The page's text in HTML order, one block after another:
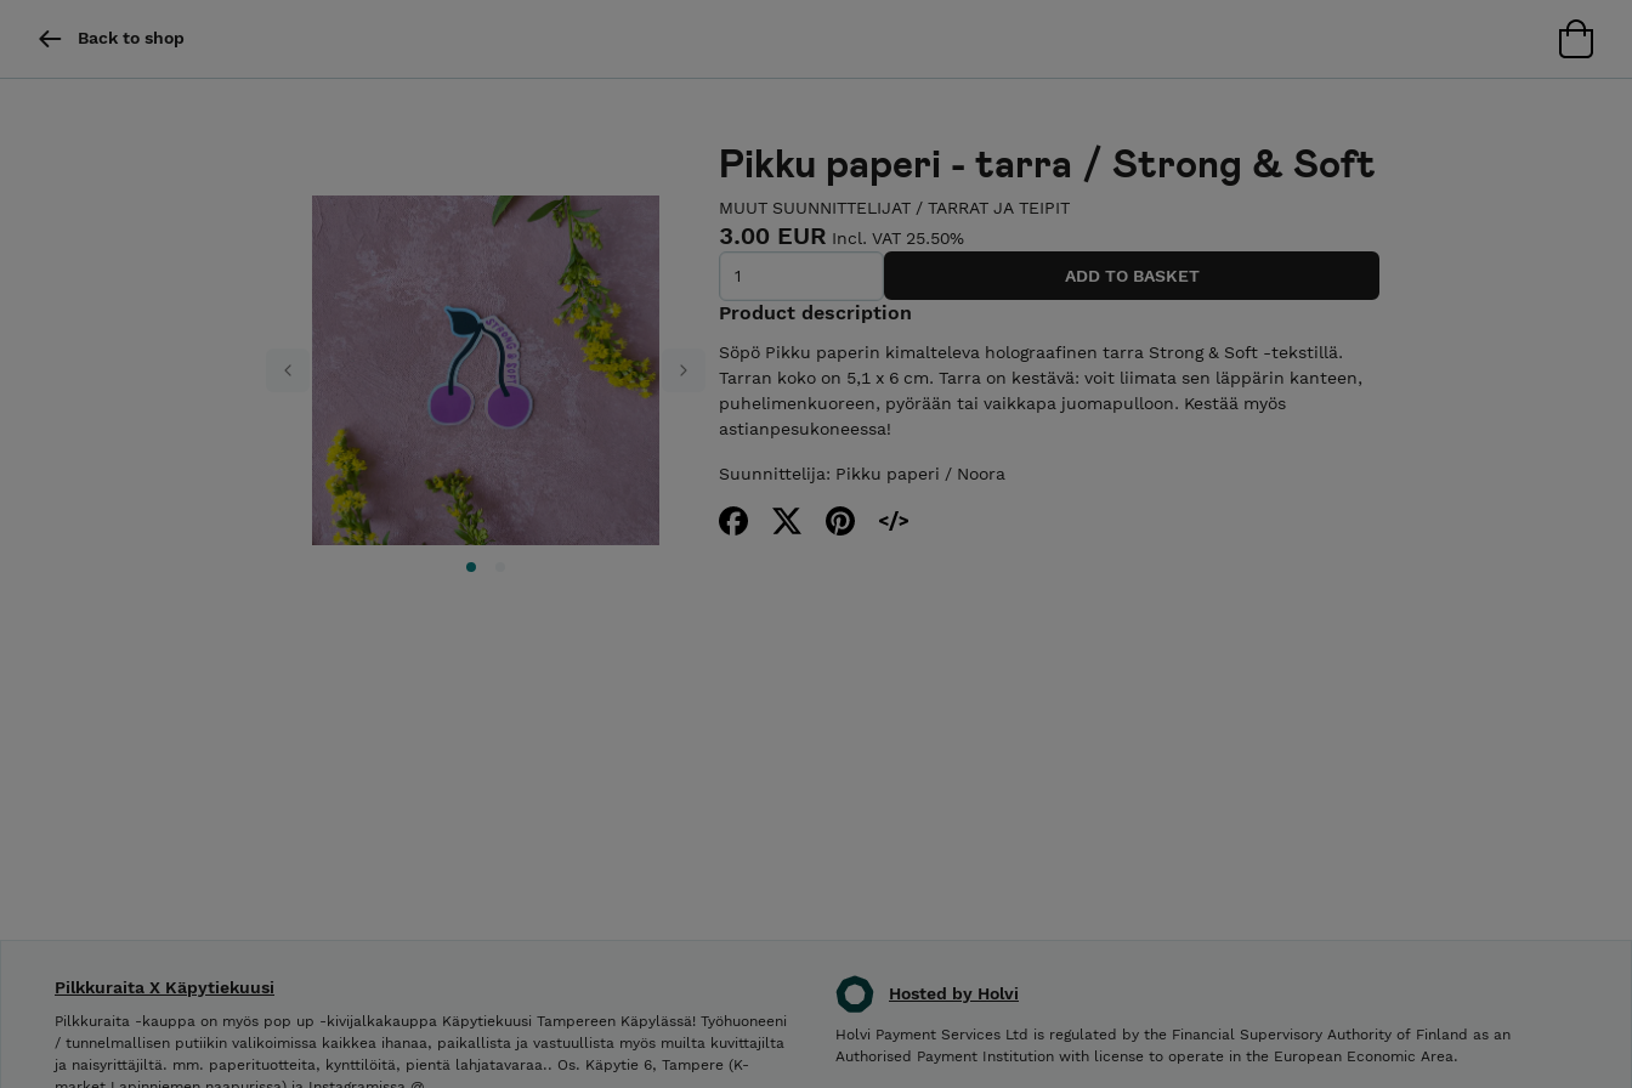
Back to shop
Previous Next
Pikku paperi - tarra / Strong & Soft
MUUT SUUNNITTELIJAT / TARRAT JA TEIPIT
3.00 EUR Incl. VAT 25.50%
Product description
Söpö Pikku paperin kimalteleva holograafinen tarra Strong & Soft -tekstillä.
Tarran koko on 5,1 x 6 cm. Tarra on kestävä: voit liimata sen läppärin kanteen,
puhelimenkuoreen, pyörään tai vaikkapa juomapulloon. Kestää myös
astianpesukoneessa!
Suunnittelija: Pikku paperi / Noora
Hosted by Holvi
Holvi Payment Services Ltd is regulated by the Financial Supervisory Authority of Finland as an
Authorised Payment Institution with license to operate in the European Economic Area.
Pilkkuraita X Käpytiekuusi
Pilkkuraita -kauppa on myös pop up -kivijalkakauppa Käpytiekuusi Tampereen Käpylässä! Työhuoneeni
/ tunnelmallisen putiikin valikoimissa kaikkea ihanaa, paikallista ja vastuullista myös muilta kuvittajilta
ja naisyrittäjiltä. mm. paperituotteita, kynttilöitä, pientä lahjatavaraa.. Os. Käpytie 6, Tampere (K-